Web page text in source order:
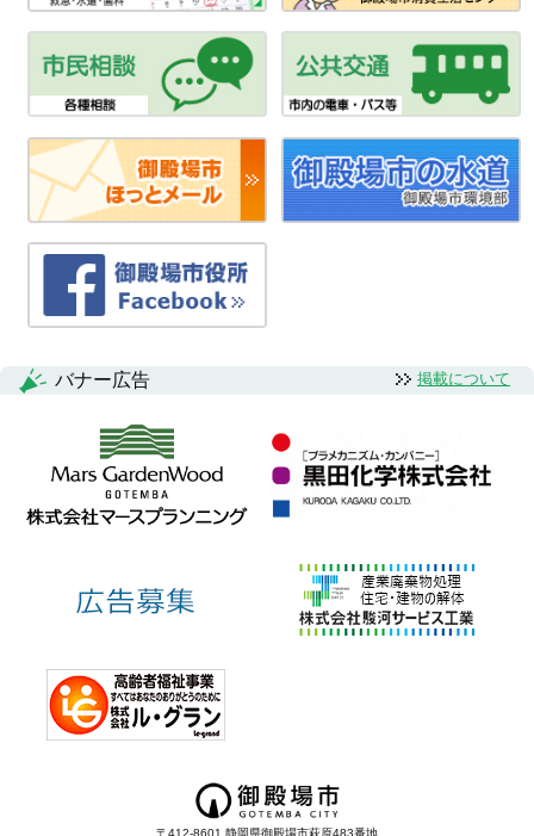
バナー広告 掲載について
〒412-8601 静岡県御殿場市萩原483番地